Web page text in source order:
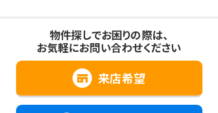
物件探しでお困りの際は、
お気軽にお問い合わせください
来店希望